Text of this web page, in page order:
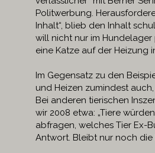
Politwerbung.
Inhalt“, blieb den Inhalt
will nicht nur im
eine Katze auf der Heizung
Im Gegensatz zu den
und Heizen zumindest
Bei anderen tierischen
wir 2008 etwa: „Tiere
abfragen, welches Tier Ex-
Antwort. Bleibt nur noch die